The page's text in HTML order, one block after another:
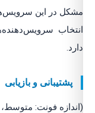
مشکل در این سرویس‌ها
انتخاب
دارد.
پشتیبانی و بازیابی
(اندازه فونت: